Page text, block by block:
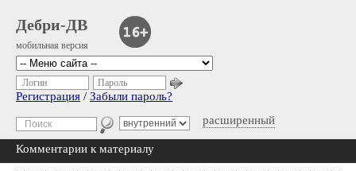
Дебри-ДВ
мобильная версия
расширенный
Логин Пароль
Регистрация / Забыли пароль?
Комментарии к материалу